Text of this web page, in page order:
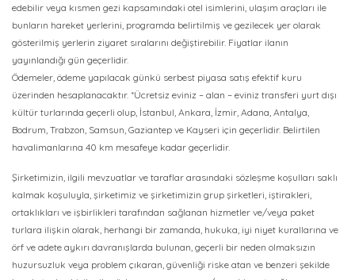
edebilir veya kısmen gezi kapsamındaki otel isimlerini, ulaşım araçları ile
bunların hareket yerlerini, programda belirtilmiş ve gezilecek yer olarak
gösterilmiş yerlerin ziyaret sıralarını değiştirebilir. Fiyatlar ilanın
yayınlandığı gün geçerlidir.
Ödemeler, ödeme yapılacak günkü serbest piyasa satış efektif kuru
üzerinden hesaplanacaktır. *Ücretsiz eviniz – alan – eviniz transferi yurt dışı
kültür turlarında geçerli olup, İstanbul, Ankara, İzmir, Adana, Antalya,
Bodrum, Trabzon, Samsun, Gaziantep ve Kayseri için geçerlidir. Belirtilen
havalimanlarına 40 km mesafeye kadar geçerlidir.
Şirketimizin, ilgili mevzuatlar ve taraflar arasındaki sözleşme koşulları saklı
kalmak koşuluyla, şirketimiz ve şirketimizin grup şirketleri, iştirakleri,
ortaklıkları ve işbirlikleri tarafından sağlanan hizmetler ve/veya paket
turlara ilişkin olarak, herhangi bir zamanda, hukuka, iyi niyet kurallarına ve
örf ve adete aykırı davranışlarda bulunan, geçerli bir neden olmaksızın
huzursuzluk veya problem çıkaran, güvenliği riske atan ve benzeri şekilde